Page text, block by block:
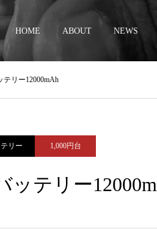
HOME ABOUT NEWS
テリー12000mAh
リー 1,000円台
ッテリー